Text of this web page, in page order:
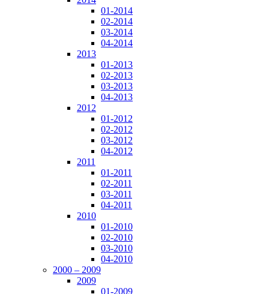
01-2014
02-2014
03-2014
04-2014
2013
01-2013
02-2013
03-2013
04-2013
2012
01-2012
02-2012
03-2012
04-2012
2011
01-2011
02-2011
03-2011
04-2011
2010
01-2010
02-2010
03-2010
04-2010
2000 – 2009
2009
01-2009